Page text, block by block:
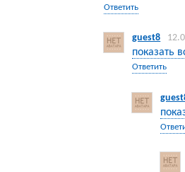
Ответить
guest8
показать
Ответить